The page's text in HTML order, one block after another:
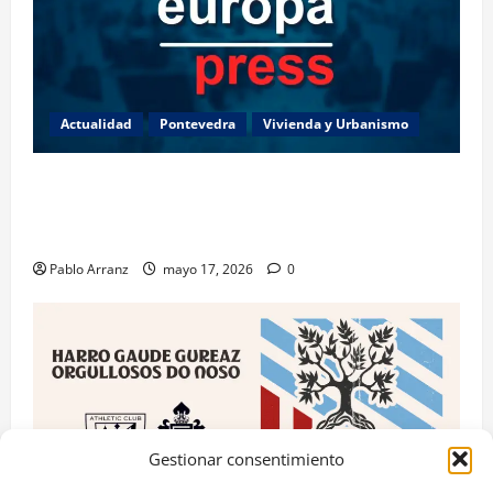
Gestionar consentimiento
Actualidad Pontevedra Vivienda y Urbanismo
Pablo Arranz mayo 17, 2026 0